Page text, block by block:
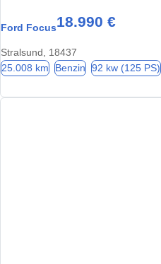
Ford Focus18.990 €
Stralsund, 18437
25.008 km Benzin 92 kw (125 PS)